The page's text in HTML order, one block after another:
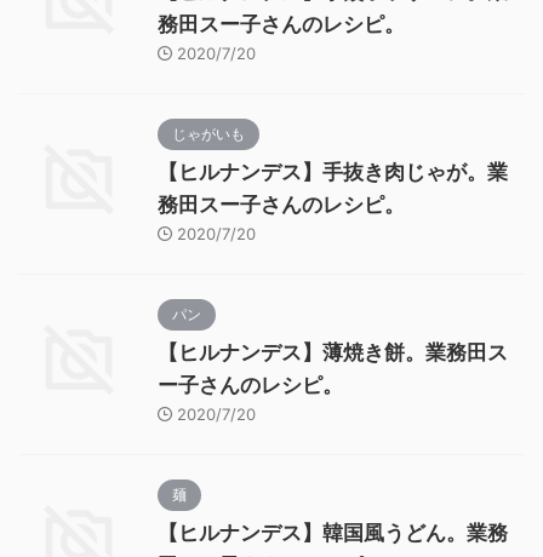
務田スー子さんのレシピ。
2020/7/20
じゃがいも
【ヒルナンデス】手抜き肉じゃが。業
務田スー子さんのレシピ。
2020/7/20
パン
【ヒルナンデス】薄焼き餅。業務田ス
ー子さんのレシピ。
2020/7/20
麺
【ヒルナンデス】韓国風うどん。業務